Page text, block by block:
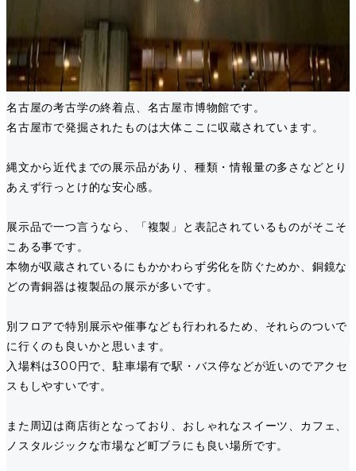
名古屋の考古学の終着点、名古屋市博物館です。
名古屋市で発掘されたものは大体ここに収蔵されています。
縄文から近代までの展示品があり、種類・情報量の多さなどとり
あえず行っとけ的な安心感。
展示品で一つ言うなら、「複製」と表記されているものがそこそ
こある事です。
本物が収蔵されているにもかかわらず劣化を防ぐためか、銅鏡な
どの青銅器は複製品の展示が多いです。
別フロアで特別展示や催事なども行われるため、それらのついで
に行くのも良いかと思います。
入場料は300円で、駐車場有で駅・バス停などが近いのでアクセ
スもしやすいです。
また周辺は商店街となっており、おしゃれなスイーツ、カフェ、
ノスタルジックな市場など町ブラにも良い場所です。